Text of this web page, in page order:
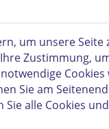
um unsere
Zustimmung,
Sie am
Sie alle Cookies